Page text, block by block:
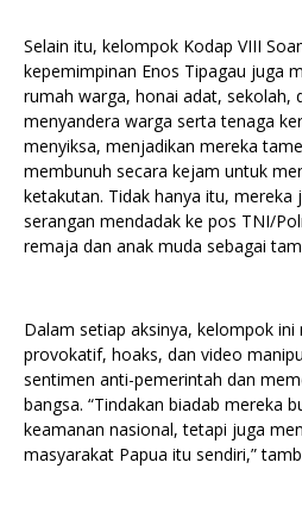
Selain itu, kelompok Kodap VIII
kepemimpinan Enos Tipagau juga
rumah warga, honai adat, sekolah,
menyandera warga serta tenaga
menyiksa, menjadikan mereka
membunuh secara kejam untuk
ketakutan. Tidak hanya itu, mereka
serangan mendadak ke pos TNI/
remaja dan anak muda sebagai
Dalam setiap aksinya, kelompok
provokatif, hoaks, dan video
sentimen anti-pemerintah dan
bangsa. “Tindakan biadab mereka
keamanan nasional, tetapi juga
masyarakat Papua itu sendiri,”